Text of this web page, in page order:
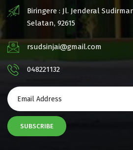
Biringere : Jl. Jenderal
Selatan, 92615
rsudsinjai@gmail.com
048221132